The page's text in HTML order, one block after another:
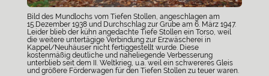
Bild des Mundlochs vom Tiefen Stollen, angeschlagen am
15.Dezember 1938 und Durchschlag zur Grube am 6. März 1947.
Leider blieb der kühn angedachte Tiefe Stollen ein Torso, weil
die weitere untertägige Verbindung zur Erzwäscherei in
Kappel/Neuhäuser nicht fertiggestellt wurde. Diese
kostenmäßig deutliche und naheliegende Verbesserung
unterblieb seit dem II. Weltkrieg, u.a. weil ein schwereres Gleis
und größere Förderwagen für den Tiefen Stollen zu teuer waren.